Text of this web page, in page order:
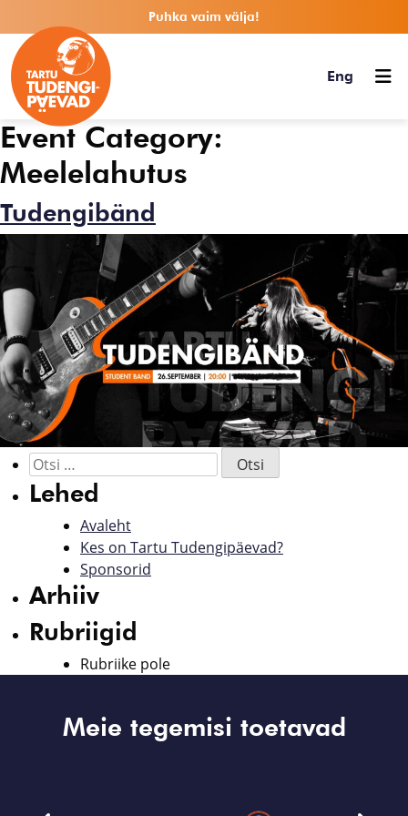
Puhka vaim välja!
Eng
Event Category:
Meelelahutus
Tudengibänd
Lehed
Avaleht
Kes on Tartu Tudengipäevad?
Sponsorid
Arhiiv
Rubriigid
Rubriike pole
Meie tegemisi toetavad